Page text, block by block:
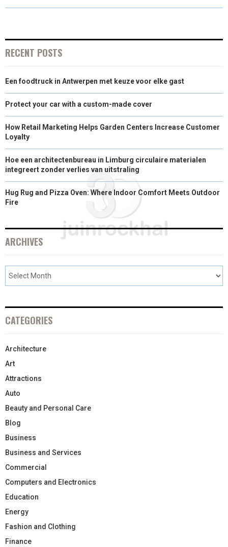
R
W
E
)
R
E
K
R
T
S
T
R
K
N
R
I
RECENT POSTS
Een foodtruck in Antwerpen met keuze voor elke gast
Protect your car with a custom-made cover
How Retail Marketing Helps Garden Centers Increase Customer
Loyalty
Hoe een architectenbureau in Limburg circulaire materialen
integreert zonder verlies van uitstraling
Hug Rug and Pizza Oven: Where Indoor Comfort Meets Outdoor
Fire
ARCHIVES
CATEGORIES
Architecture
Art
Attractions
Auto
Beauty and Personal Care
Blog
Business
Business and Services
Commercial
Computers and Electronics
Education
Energy
Fashion and Clothing
Finance